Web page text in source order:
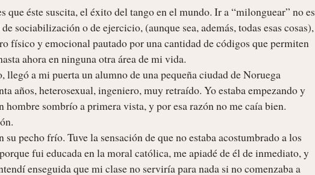
que éste suscita, el éxito del tango en el mundo. Ir a “milonguear” no es
sociabilización o de ejercicio, (aunque sea, además, todas esas cosas),
físico y emocional pautado por una cantidad de códigos que permiten
ahora en ninguna otra área de mi vida.
a mi puerta un alumno de una pequeña ciudad de Noruega
años, heterosexual, ingeniero, muy retraído. Yo estaba empezando y
hombre sombrío a primera vista, y por esa razón no me caía bien.
pecho frío. Tuve la sensación de que no estaba acostumbrado a los
fui educada en la moral católica, me apiadé de él de inmediato, y
enseguida que mi clase no serviría para nada si no comenzaba a